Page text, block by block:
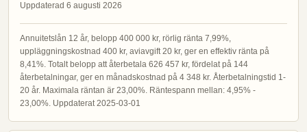
Uppdaterad 6 augusti 2026
Annuitetslån 12 år, belopp 400 000 kr, rörlig ränta 7,99%,
uppläggningskostnad 400 kr, aviavgift 20 kr, ger en effektiv ränta på
8,41%. Totalt belopp att återbetala 626 457 kr, fördelat på 144
återbetalningar, ger en månadskostnad på 4 348 kr. Återbetalningstid 1-
20 år. Maximala räntan är 23,00%. Räntespann mellan: 4,95% -
23,00%. Uppdaterat 2025-03-01